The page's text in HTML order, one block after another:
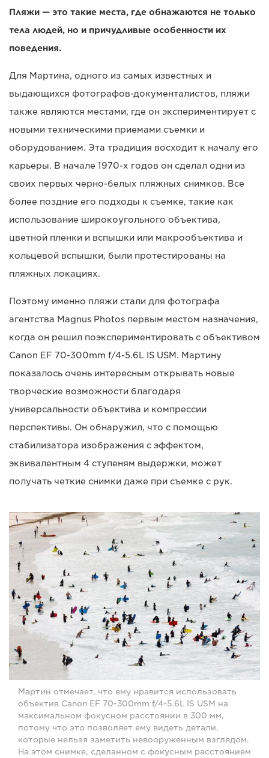
Пляжи — это такие места, где обнажаются не только
тела людей, но и причудливые особенности их
поведения.
Для Мартина, одного из самых известных и
выдающихся фотографов-документалистов, пляжи
также являются местами, где он экспериментирует с
новыми техническими приемами съемки и
оборудованием. Эта традиция восходит к началу его
карьеры. В начале 1970-х годов он сделал одни из
своих первых черно-белых пляжных снимков. Все
более поздние его подходы к съемке, такие как
использование широкоугольного объектива,
цветной пленки и вспышки или макрообъектива и
кольцевой вспышки, были протестированы на
пляжных локациях.
Поэтому именно пляжи стали для фотографа
агентства Magnus Photos первым местом назначения,
когда он решил поэкспериментировать с объективом
Canon EF 70-300mm f/4-5.6L IS USM. Мартину
показалось очень интересным открывать новые
творческие возможности благодаря
универсальности объектива и компрессии
перспективы. Он обнаружил, что с помощью
стабилизатора изображения с эффектом,
эквивалентным 4 ступеням выдержки, может
получать четкие снимки даже при съемке с рук.
Мартин отмечает, что ему нравится использовать
объектив Canon EF 70-300mm f/4-5.6L IS USM на
максимальном фокусном расстоянии в 300 мм,
потому что это позволяет ему видеть детали,
которые нельзя заметить невооруженным взглядом.
На этом снимке, сделанном с фокусным расстоянием